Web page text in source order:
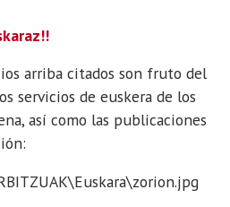
arriba citados son fruto del
servicios de euskera de los
así como las publicaciones